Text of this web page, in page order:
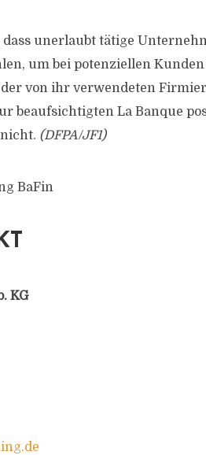
unerlaubt tätige
um bei potenziellen
von ihr verwendeten
beaufsichtigten La Banque
(DFPA/JF1)
BaFin
KG